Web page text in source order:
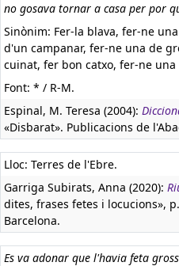
no gosava tornar a casa per por
Sinònim: Fer-la blava, fer-ne
d'un campanar, fer-ne una de
cuinat, fer bon catxo, fer-ne
Font: * / R-M.
Espinal, M. Teresa (2004):
«Disbarat». Publicacions de
Lloc: Terres de l'Ebre.
Garriga Subirats, Anna (2020):
dites, frases fetes i locucions»,
Barcelona.
Es va adonar que l'havia feta